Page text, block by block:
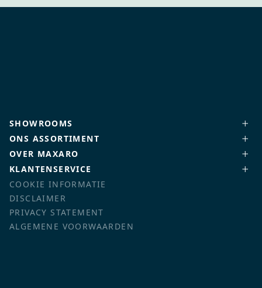
SHOWROOMS
ONS ASSORTIMENT
OVER MAXARO
KLANTENSERVICE
COOKIE INFORMATIE
DISCLAIMER
PRIVACY STATEMENT
ALGEMENE VOORWAARDEN